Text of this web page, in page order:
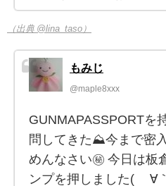
（出典 @lina_taso）
もみじ
@maple8xxx
GUNMAPASSPORTを
問してきた⛰️今まで密
めんなさい㊙️ 今日は板
ンプを押しました( ´∀